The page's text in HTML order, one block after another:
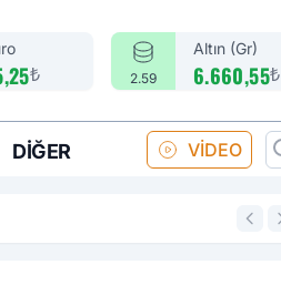
₺ 2.59
Altın (Gr)
6.660,55₺
DIĞER VİDEO
14:18